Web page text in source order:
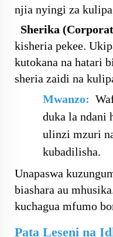
njia nyingi za
Sherika
kisheria pekee.
kutokana na hatari
sheria zaidi na
Mwanzo:
duka la ndani
ulinzi mzuri
kubadilisha.
Unapaswa
biashara au
kuchagua mfumo
Pata Leseni na